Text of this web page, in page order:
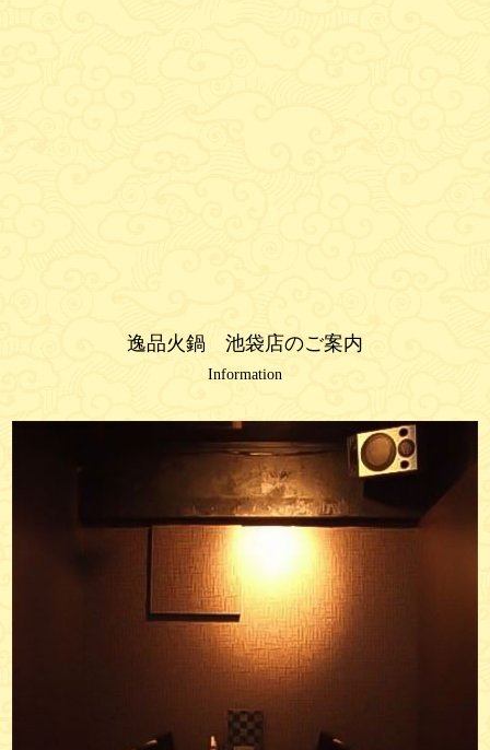
逸品火鍋 池袋店のご案内
Information